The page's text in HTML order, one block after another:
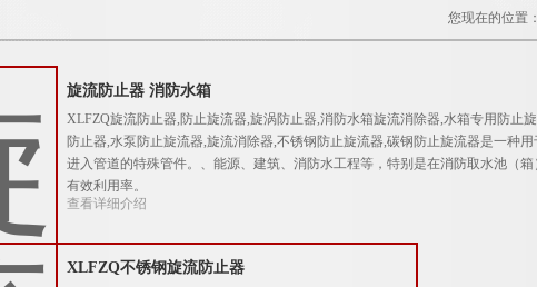
您现在的位置：
旋流防止器 消防水箱
XLFZQ旋流防止器,防止旋流器,旋涡防止器,消防水箱旋流消除器,水箱专用防止
防止器,水泵防止旋流器,旋流消除器,不锈钢防止旋流器,碳钢防止旋流器是一种
进入管道的特殊管件。、能源、建筑、消防水工程等，特别是在消防取水池（
有效利用率。
查看详细介绍
XLFZQ不锈钢旋流防止器